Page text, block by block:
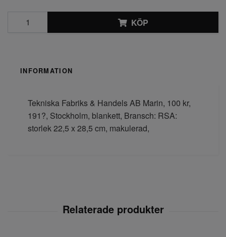
KÖP
INFORMATION
Tekniska Fabriks & Handels AB Marin, 100 kr,
191?, Stockholm, blankett, Bransch: RSA:
storlek 22,5 x 28,5 cm, makulerad,